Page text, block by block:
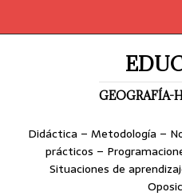
GEOGRAFÍA-
Didáctica – Metodología –
prácticos –
Situaciones de